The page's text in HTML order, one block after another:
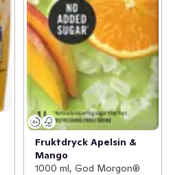
Fruktdryck Apelsin &
Mango
1000 ml, God Morgon®